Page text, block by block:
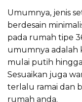
Umumnya, jenis
berdesain
pada rumah tipe
umumnya adalah
mulai putih
Sesuaikan juga
terlalu ramai dan
rumah anda.